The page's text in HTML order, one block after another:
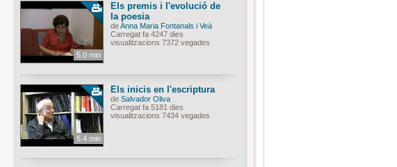
5.0 min
Els premis i l'evolució de
la poesia
deAnna Maria Fontanals i Veà
Carregat fa 4247 dies
visualitzacions 7372 vegades
5.4 min
Els inicis en l'escriptura
de Salvador Oliva
Carregat fa 5181 dies
visualitzacions 7434 vegades